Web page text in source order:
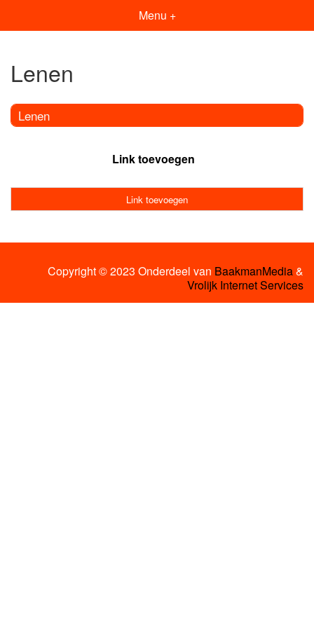
Menu +
Lenen
Lenen
Link toevoegen
Link toevoegen
Copyright © 2023 Onderdeel van BaakmanMedia&
Vrolijk Internet Services